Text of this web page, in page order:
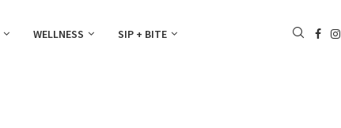
WELLNESS SIP + BITE